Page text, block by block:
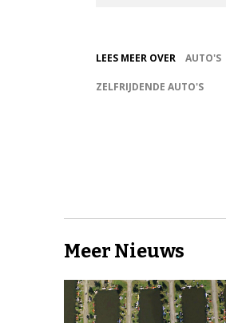
LEES MEER OVER AUTO'S
ZELFRIJDENDE AUTO'S
Meer Nieuws